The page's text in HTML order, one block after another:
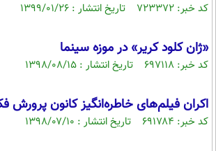
کد خبر: ۷۲۳۳۷۲ تاریخ انتشار : ۱۳۹۹/۰۱/۲۶
«ژان کلود کریر» در موزه سینما
کد خبر: ۶۹۷۱۱۸ تاریخ انتشار : ۱۳۹۸/۰۸/۱۵
اکران فیلم‌های خاطره‌انگیز کانون پرورش
کد خبر: ۶۹۱۷۸۴ تاریخ انتشار : ۱۳۹۸/۰۷/۱۰